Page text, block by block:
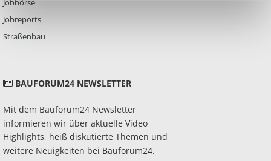
Jobbörse
Jobreports
Straßenbau
BAUFORUM24 NEWSLETTER
Mit dem Bauforum24 Newsletter
informieren wir über aktuelle Video
Highlights, heiß diskutierte Themen und
weitere Neuigkeiten bei Bauforum24.